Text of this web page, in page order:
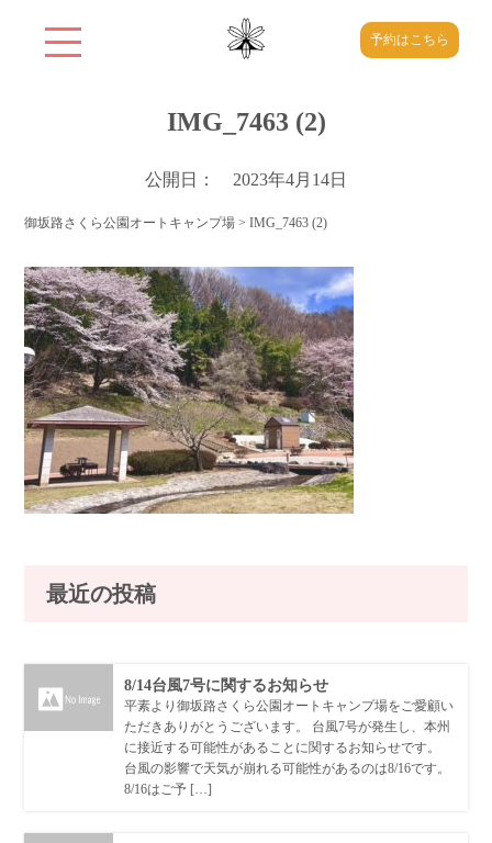
予約はこちら
IMG_7463 (2)
公開日： 2023年4月14日
御坂路さくら公園オートキャンプ場 >IMG_7463 (2)
最近の投稿
8/14台風7号に関するお知らせ
平素より御坂路さくら公園オートキャンプ場をご愛顧い
ただきありがとうございます。 台風7号が発生し、本州
に接近する可能性があることに関するお知らせです。
台風の影響で天気が崩れる可能性があるのは8/16です。
8/16はご予 […]